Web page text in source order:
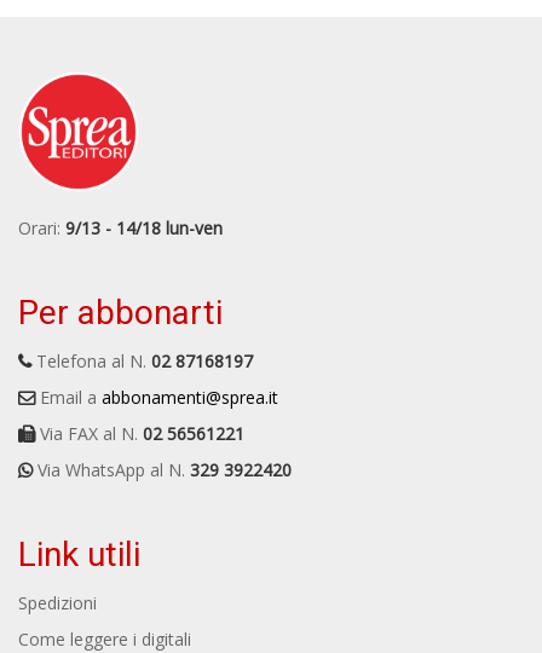
Orari: 9/13 - 14/18 lun-ven
Per abbonarti
Telefona al N. 02 87168197
Email a abbonamenti@sprea.it
Via FAX al N. 02 56561221
Via WhatsApp al N. 329 3922420
Link utili
Spedizioni
Come leggere i digitali